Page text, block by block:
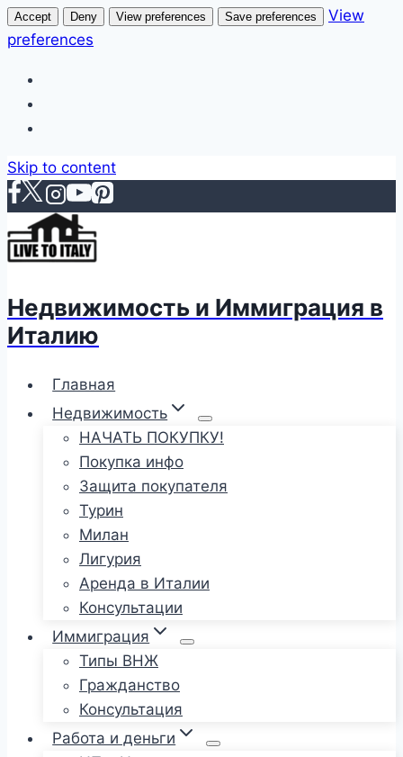
Accept Deny View preferences Save preferences
View
preferences
Skip to content
Недвижимость и Иммиграция в
Италию
Главная
Недвижимость
НАЧАТЬ ПОКУПКУ!
Покупка инфо
Защита покупателя
Турин
Милан
Лигурия
Аренда в Италии
Консультации
Иммиграция
Типы ВНЖ
Гражданство
Консультация
Работа и деньги